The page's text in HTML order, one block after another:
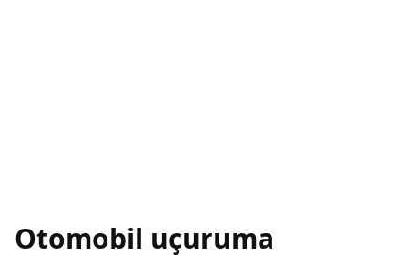
Otomobil uçuruma